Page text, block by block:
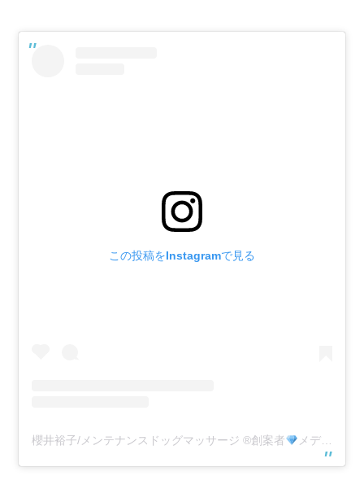
この投稿をInstagramで見る
櫻井裕子/メンテナンスドッグマッサージ ®️創案者 メディカルドッグアロマブランド♚ルポデアンジュ(@appricie)がシェアした投稿